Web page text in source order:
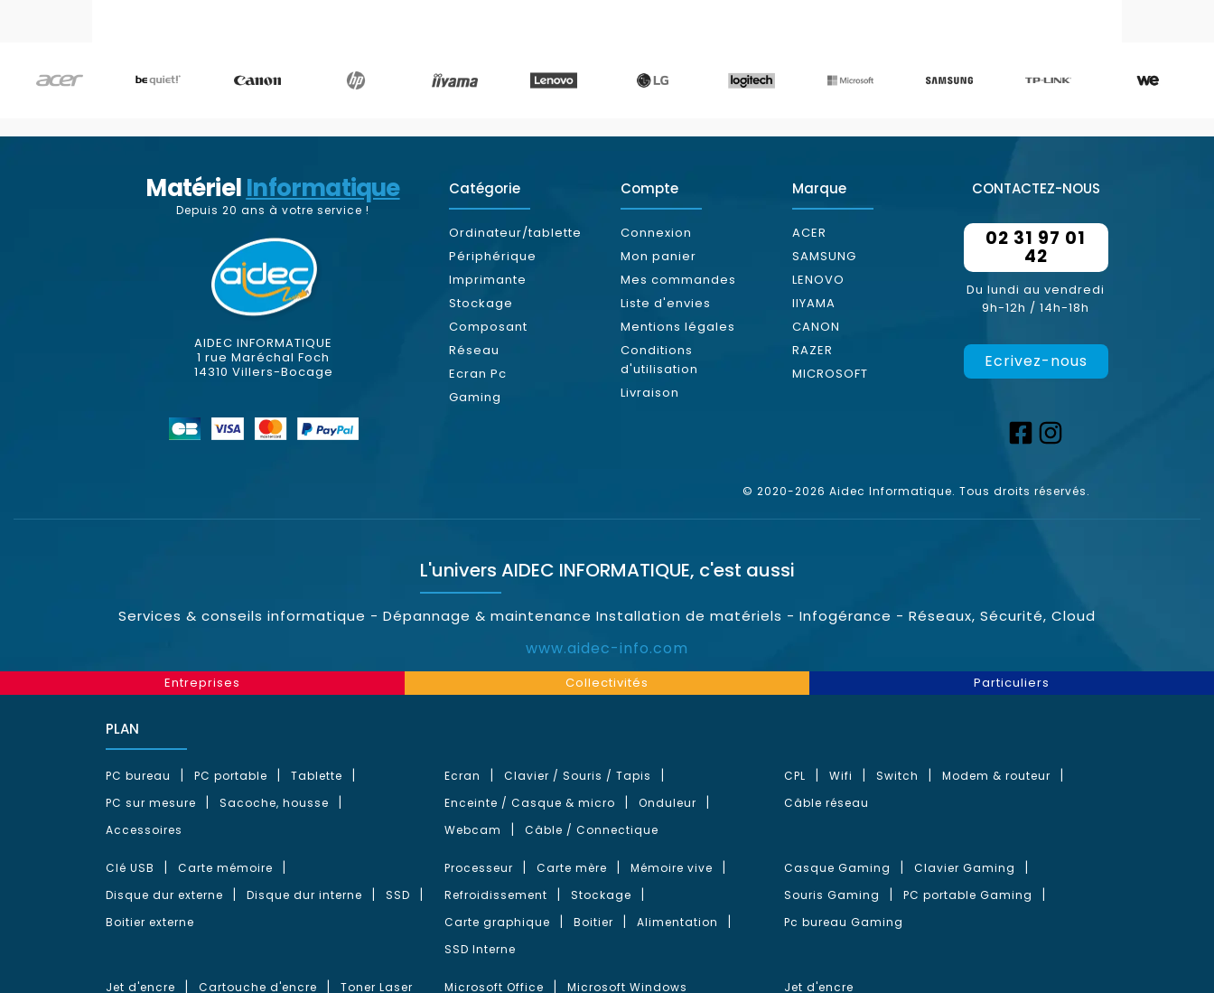
MatérielInformatique
Depuis 20 ans à votre service !
AIDEC INFORMATIQUE
1 rue Maréchal Foch
14310 Villers-Bocage
Catégorie
Ordinateur/tablette
Périphérique
Imprimante
Stockage
Composant
Réseau
Ecran Pc
Gaming
Compte
Connexion
Mon panier
Mes commandes
Liste d'envies
Mentions légales
Conditions
d'utilisation
Livraison
Marque
ACER
SAMSUNG
LENOVO
IIYAMA
CANON
RAZER
MICROSOFT
CONTACTEZ-NOUS
02 31 97 01
42
Du lundi au vendredi
9h-12h / 14h-18h
Ecrivez-nous
© 2020-2026 Aidec Informatique. Tous droits réservés.
L'univers AIDEC INFORMATIQUE, c'est aussi
Services & conseils informatique - Dépannage & maintenance Installation de matériels - Infogérance - Réseaux, Sécurité, Cloud
www.aidec-info.com
Entreprises Collectivités Particuliers
PLAN
PC bureau PC portable
Tablette
PC sur mesure
Sacoche, housse
Accessoires
Ecran
Clavier / Souris / Tapis
Enceinte / Casque & micro
Onduleur
Webcam
Câble / Connectique
CPL Wifi Switch
Modem & routeur
Câble réseau
Clé USB
Carte mémoire
Disque dur externe
Disque dur interne
SSD
Boitier externe
Processeur Carte mère
Mémoire vive
Refroidissement
Stockage
Carte graphique
Boitier
Alimentation
SSD Interne
Casque Gaming
Clavier Gaming
Souris Gaming
PC portable Gaming
Pc bureau Gaming
Jet d'encre Cartouche d'encre Toner Laser Microsoft Office Microsoft Windows Jet d'encre